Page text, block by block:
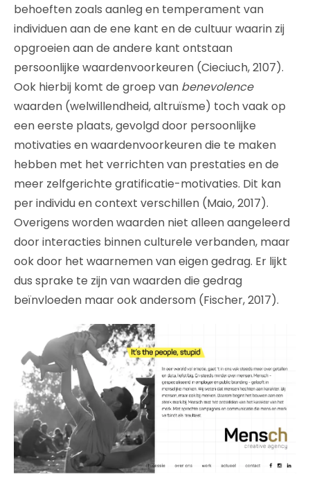
behoeften zoals aanleg en temperament van
individuen aan de ene kant en de cultuur waarin zij
opgroeien aan de andere kant ontstaan
persoonlijke waardenvoorkeuren (Cieciuch, 2107).
Ook hierbij komt de groep van benevolence
waarden (welwillendheid, altruïsme) toch vaak op
een eerste plaats, gevolgd door persoonlijke
motivaties en waardenvoorkeuren die te maken
hebben met het verrichten van prestaties en de
meer zelfgerichte gratificatie-motivaties. Dit kan
per individu en context verschillen (Maio, 2017).
Overigens worden waarden niet alleen aangeleerd
door interacties binnen culturele verbanden, maar
ook door het waarnemen van eigen gedrag. Er lijkt
dus sprake te zijn van waarden die gedrag
beïnvloeden maar ook andersom (Fischer, 2017).